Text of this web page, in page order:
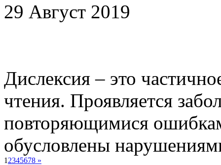
29 Август 2019
Дислексия – это
чтения. Проявляется
повторяющимися
обусловлены
1 2345678 »